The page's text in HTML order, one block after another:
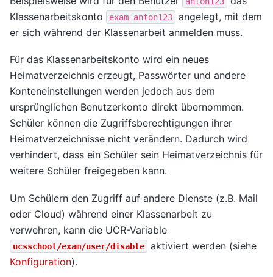
Klassenarbeitskonto
exam-anton123
angelegt, mit dem
er sich während der Klassenarbeit anmelden muss.
Für das Klassenarbeitskonto wird ein neues
Heimatverzeichnis erzeugt, Passwörter und andere
Konteneinstellungen werden jedoch aus dem
ursprünglichen Benutzerkonto direkt übernommen.
Schüler können die Zugriffsberechtigungen ihrer
Heimatverzeichnisse nicht verändern. Dadurch wird
verhindert, dass ein Schüler sein Heimatverzeichnis für
weitere Schüler freigegeben kann.
Um Schülern den Zugriff auf andere Dienste (z.B. Mail
oder Cloud) während einer Klassenarbeit zu
verwehren, kann die UCR-Variable
ucsschool/exam/user/disable
aktiviert werden (siehe
Konfiguration).